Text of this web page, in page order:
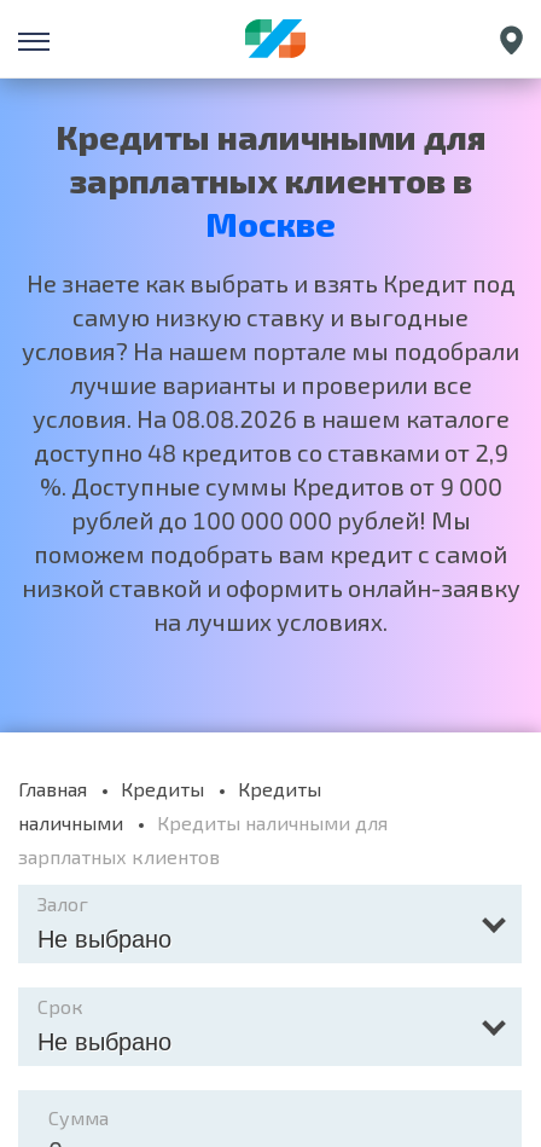
Санкт-Петербург
Краснодар
Нижний Новгород
Кредиты наличными для
зарплатных клиентов в
Москве
Не знаете как выбрать и взять Кредит под
самую низкую ставку и выгодные
условия? На нашем портале мы подобрали
лучшие варианты и проверили все
условия. На 08.08.2026 в нашем каталоге
доступно 48 кредитов со ставками от 2,9
%. Доступные суммы Кредитов от 9 000
рублей до 100 000 000 рублей! Мы
поможем подобрать вам кредит с самой
низкой ставкой и оформить онлайн-заявку
на лучших условиях.
Главная Кредиты
Кредиты
наличными
Кредиты наличными для
зарплатных клиентов
Залог
Не выбрано
Срок
Не выбрано
Сумма